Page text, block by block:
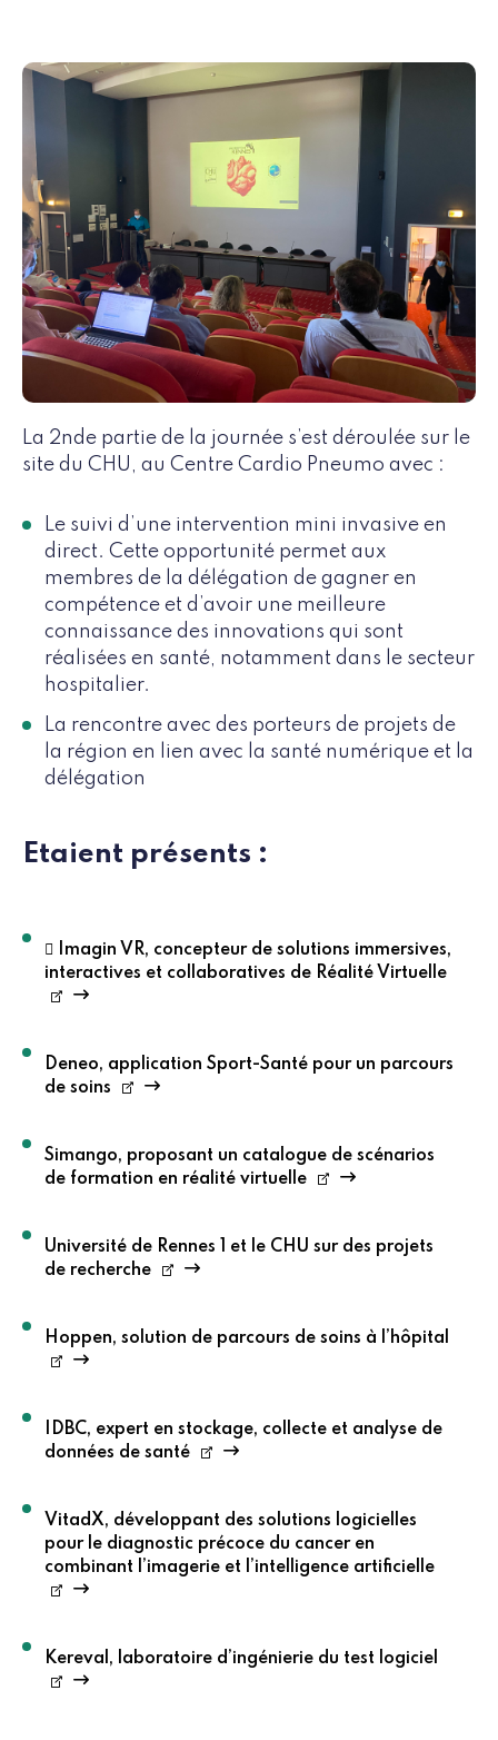
La 2nde partie de la journée s’est déroulée sur le
site du CHU, au Centre Cardio Pneumo avec :
Le suivi d’une intervention mini invasive en
direct. Cette opportunité permet aux
membres de la délégation de gagner en
compétence et d’avoir une meilleure
connaissance des innovations qui sont
réalisées en santé, notamment dans le secteur
hospitalier.
La rencontre avec des porteurs de projets de
la région en lien avec la santé numérique et la
délégation
Etaient présents :
 Imagin VR, concepteur de solutions immersives,
interactives et collaboratives de Réalité Virtuelle
Deneo, application Sport-Santé pour un parcours
de soins
Simango, proposant un catalogue de scénarios
de formation en réalité virtuelle
Université de Rennes 1 et le CHU sur des projets
de recherche
Hoppen, solution de parcours de soins à l’hôpital
IDBC, expert en stockage, collecte et analyse de
données de santé
VitadX, développant des solutions logicielles
pour le diagnostic précoce du cancer en
combinant l’imagerie et l’intelligence artificielle
Kereval, laboratoire d’ingénierie du test logiciel